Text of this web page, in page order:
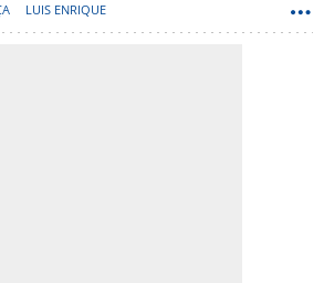
LUIS ENRIQUE